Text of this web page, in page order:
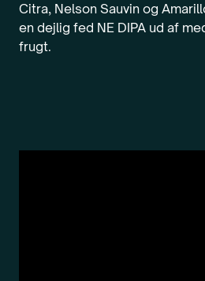
Citra, Nelson Sauvin og
en dejlig fed NE DIPA ud af
frugt.